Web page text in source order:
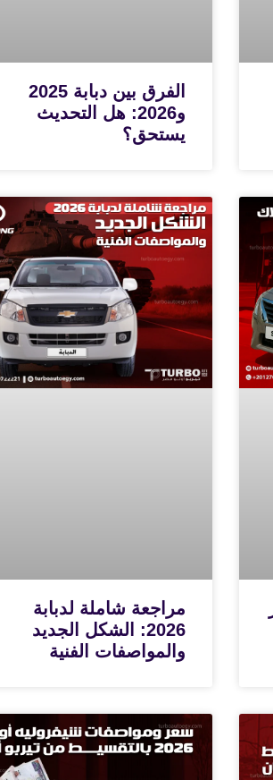
الفرق بين دبابة 2025
و2026: هل التحديث
يستحق؟
مراجعة شاملة لدبابة
2026: الشكل الجديد
والمواصفات الفنية